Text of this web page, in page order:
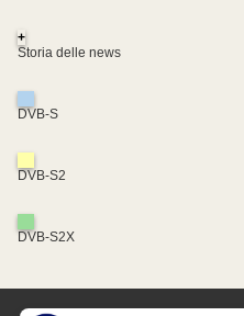
+
Storia delle news
DVB-S
DVB-S2
DVB-S2X